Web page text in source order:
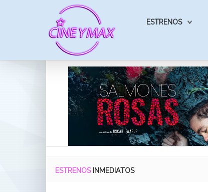
ESTRENOS
ESTRENOS INMEDIATOS